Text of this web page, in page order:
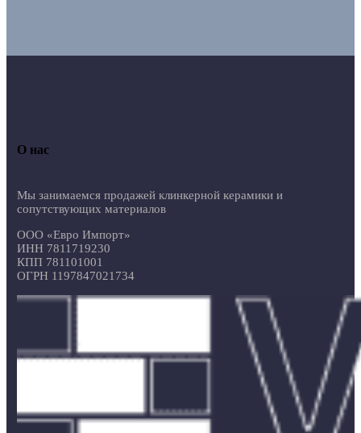
О нас
Мы занимаемся продажей клинкерной керамики и
сопутствующих материалов
ООО «Евро Импорт»
ИНН 7811719230
КПП 781101001
ОГРН 1197847021734